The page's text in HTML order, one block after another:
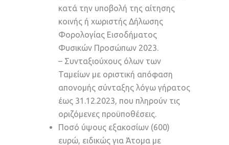
κατά την υποβολή της αίτησης
κοινής ή χωριστής Δήλωσης
Φορολογίας Εισοδήματος
Φυσικών Προσώπων 2023.
– Συνταξιούχους όλων των
Ταμείων με οριστική απόφαση
απονομής σύνταξης λόγω γήρατος
έως 31.12.2023, που πληρούν τις
οριζόμενες προϋποθέσεις.
Ποσό ύψους εξακοσίων (600)
ευρώ, ειδικώς για Άτομα με